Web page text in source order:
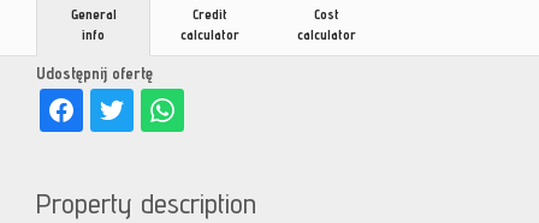
Udostępnij ofertę
General
info
Credit
calculator
Cost
calculator
Property description